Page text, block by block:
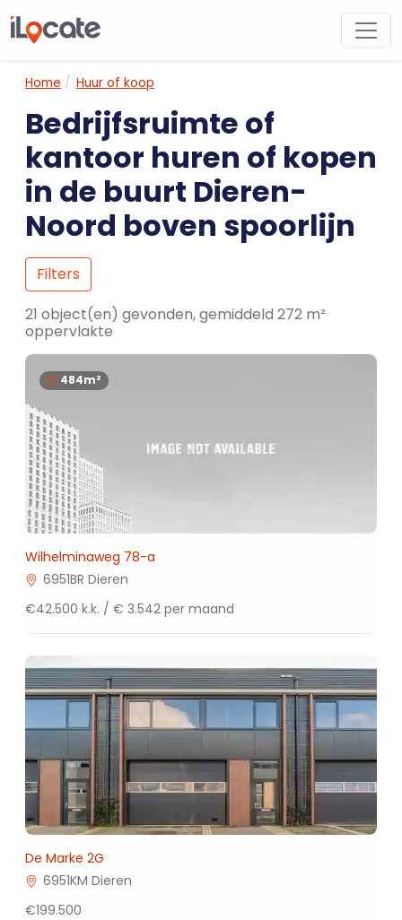
Home Huur of koop
Bedrijfsruimte of
kantoor huren of kopen
in de buurt Dieren-
Noord boven spoorlijn
Filters
21 object(en) gevonden, gemiddeld 272 m²
oppervlakte
484m²
Wilhelminaweg 78-a
6951BR Dieren
€42.500 k.k. / € 3.542 per maand
De Marke 2G
6951KM Dieren
€199.500